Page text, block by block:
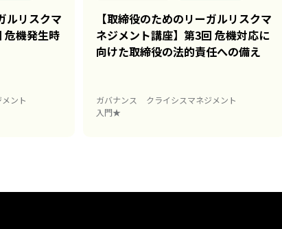
ルリスクマ
危機発生時
ント
【取締役のためのリーガルリスクマ
ネジメント講座】第3回 危機対応に
向けた取締役の法的責任への備え
ガバナンス
クライシスマネジメント
入門★